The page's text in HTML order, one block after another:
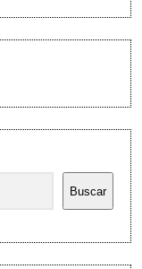
Buscar